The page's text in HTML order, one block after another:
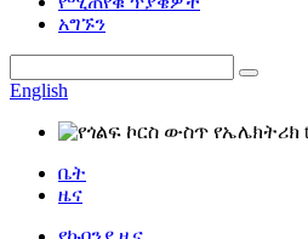
አግኙን
English
ቤት
ዜና